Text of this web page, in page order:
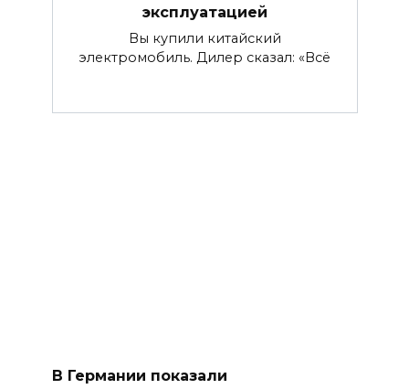
эксплуатацией
Вы купили китайский
электромобиль. Дилер сказал: «Всё
В Германии показали